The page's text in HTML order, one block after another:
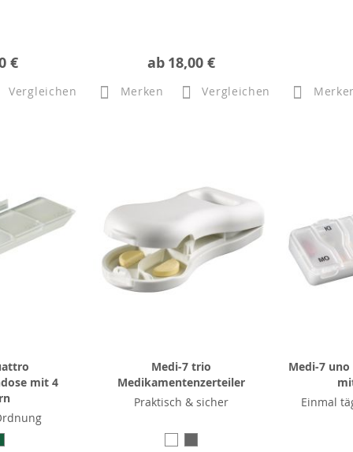
€
Vergleichen
ab 18,00 €
Merken Vergleichen
mit 4
Medi-7 trio
Medikamentenzerteiler
Praktisch & sicher
Medi-7
Einmal